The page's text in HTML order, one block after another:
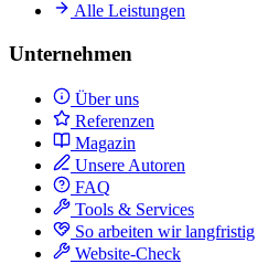
Alle Leistungen
Unternehmen
Über uns
Referenzen
Magazin
Unsere Autoren
FAQ
Tools & Services
So arbeiten wir langfristig
Website-Check